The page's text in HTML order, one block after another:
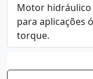
Motor hidráulico
para aplicações
torque.